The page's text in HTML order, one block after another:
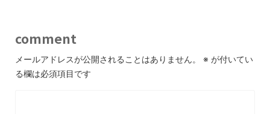
comment
メールアドレスが公開されることはありません。 ※ が付いてい
る欄は必須項目です